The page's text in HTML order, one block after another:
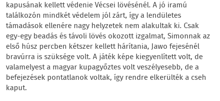
kapusának kellett védenie Vécsei lövésénél. A jó iramú
találkozón mindkét védelem jól zárt, így a lendületes
támadások ellenére nagy helyzetek nem alakultak ki. Csak
egy-egy beadás és távoli lövés okozott izgalmat, Simonnak az
első húsz percben kétszer kellett hárítania, Jawo fejesénél
bravúrra is szüksége volt. A játék képe kiegyenlített volt, de
valamelyest a magyar kupagyőztes volt veszélyesebb, de a
befejezések pontatlanok voltak, így rendre elkerülték a cseh
kaput.